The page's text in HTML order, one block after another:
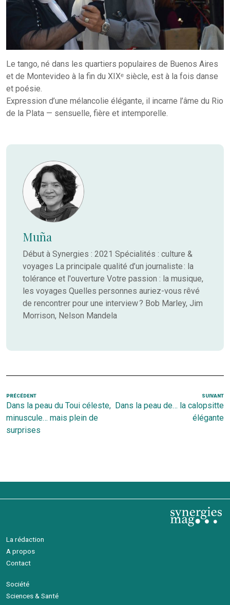
Le tango, né dans les quartiers populaires de Buenos Aires
et de Montevideo à la fin du XIXᵉ siècle, est à la fois danse
et poésie.
Expression d’une mélancolie élégante, il incarne l’âme du Rio
de la Plata — sensuelle, fière et intemporelle.
Muña
Début à Synergies : 2021 Spécialités : culture &
voyages La principale qualité d’un journaliste : la
tolérance et l'ouverture Votre passion : la musique,
les voyages Quelles personnes auriez-vous rêvé
de rencontrer pour une interview ? Bob Marley, Jim
Morrison, Nelson Mandela
Navigation
de
l’article
Article
précédent
PRÉCÉDENT
Dans la peau du Toui céleste,
minuscule… mais plein de
surprises
SUIVANT
Dans la peau de… la calopsitte
élégante
La rédaction
A propos
Contact
Société
Sciences & Santé